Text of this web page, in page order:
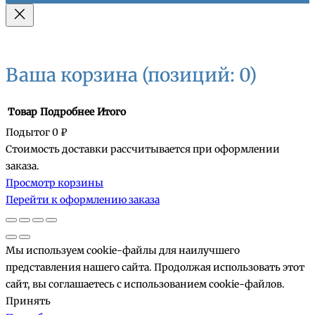
Ваша корзина (позиций: 0)
Товары
в
корзине
Товар Подробнее Итого
Подытог0 ₽
Стоимость доставки рассчитывается при оформлении
заказа.
Просмотр корзины
Перейти к оформлению заказа
Мы используем cookie-файлы для наилучшего
представления нашего сайта. Продолжая использовать этот
сайт, вы соглашаетесь с использованием cookie-файлов.
Принять